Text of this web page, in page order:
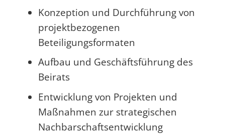
Konzeption und Durchführung von
projektbezogenen
Beteiligungsformaten
Aufbau und Geschäftsführung des
Beirats
Entwicklung von Projekten und
Maßnahmen zur strategischen
Nachbarschaftsentwicklung